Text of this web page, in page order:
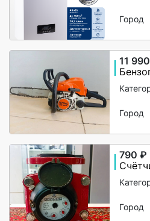
Город
11
Город
790 ₽
Город